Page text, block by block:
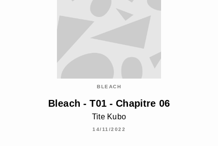
BLEACH
Bleach - T01 - Chapitre 06
Tite Kubo
14/11/2022